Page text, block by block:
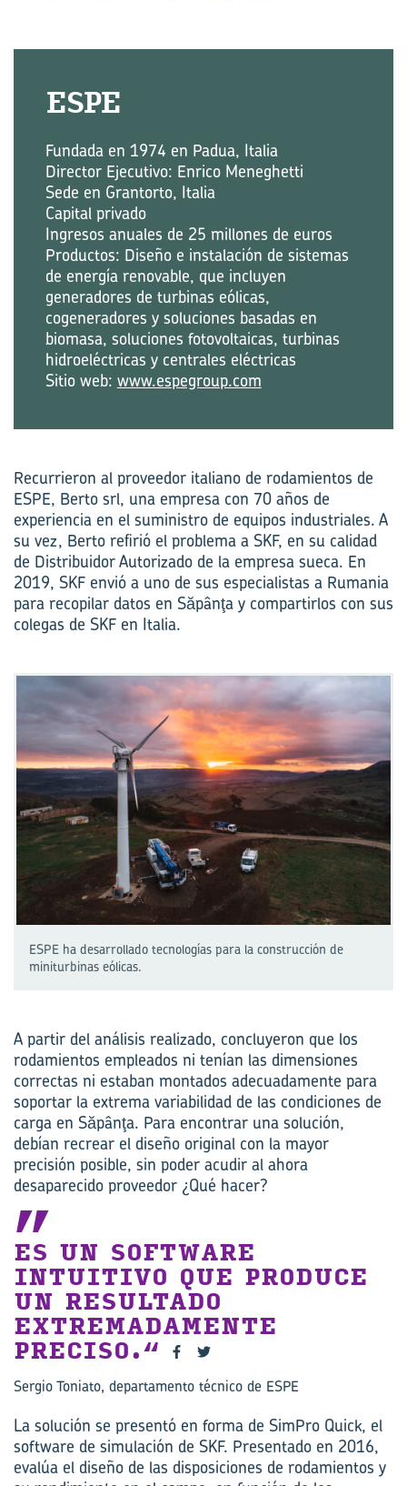
ESPE
Fundada en 1974 en Padua, Italia
Director Ejecutivo: Enrico Meneghetti
Sede en Grantorto, Italia
Capital privado
Ingresos anuales de 25 millones de euros
Productos: Diseño e instalación de sistemas
de energía renovable, que incluyen
generadores de turbinas eólicas,
cogeneradores y soluciones basadas en
biomasa, soluciones fotovoltaicas, turbinas
hidroeléctricas y centrales eléctricas
Sitio web: www.espegroup.com
Recurrieron al proveedor italiano de rodamientos de
ESPE, Berto srl, una empresa con 70 años de
experiencia en el suministro de equipos industriales. A
su vez, Berto refirió el problema a SKF, en su calidad
de Distribuidor Autorizado de la empresa sueca. En
2019, SKF envió a uno de sus especialistas a Rumania
para recopilar datos en Săpânţa y compartirlos con sus
colegas de SKF en Italia.
ESPE ha desarrollado tecnologías para la construcción de
miniturbinas eólicas.
A partir del análisis realizado, concluyeron que los
rodamientos empleados ni tenían las dimensiones
correctas ni estaban montados adecuadamente para
soportar la extrema variabilidad de las condiciones de
carga en Săpânţa. Para encontrar una solución,
debían recrear el diseño original con la mayor
precisión posible, sin poder acudir al ahora
desaparecido proveedor ¿Qué hacer?
ES UN SOFTWARE
INTUITIVO QUE PRODUCE
UN RESULTADO
EXTREMADAMENTE
PRECISO.
Sergio Toniato, departamento técnico de ESPE
La solución se presentó en forma de SimPro Quick, el
software de simulación de SKF. Presentado en 2016,
evalúa el diseño de las disposiciones de rodamientos y